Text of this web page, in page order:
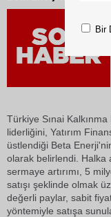
Türkiye Sınai Kalkınma
liderliğini, Yatırım
üstlendiği Beta
olarak belirlendi. Halka
sermaye artırımı, 5
satışı şeklinde olmak
değerli paylar, sabit
yöntemiyle satışa
Bir